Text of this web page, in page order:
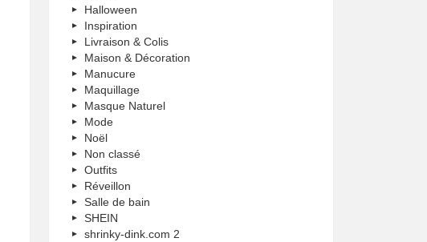
Halloween
Inspiration
Livraison & Colis
Maison & Décoration
Manucure
Maquillage
Masque Naturel
Mode
Noël
Non classé
Outfits
Réveillon
Salle de bain
SHEIN
shrinky-dink.com 2